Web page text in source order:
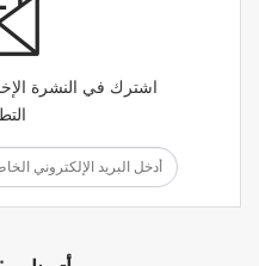
اشترك في النشرة